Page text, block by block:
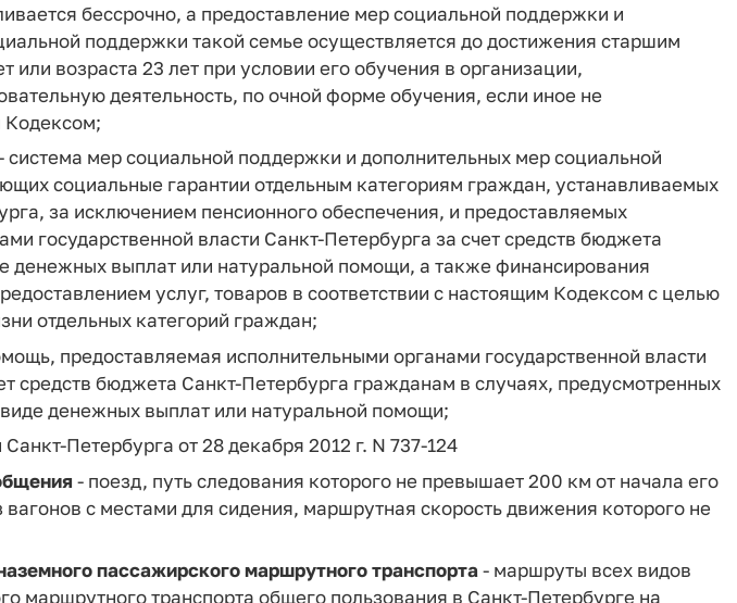
бессрочно, а предоставление мер социальной поддержки и
поддержки такой семье осуществляется до достижения старшим
или возраста 23 лет при условии его обучения в организации,
деятельность, по очной форме обучения, если иное не
Кодексом;
система мер социальной поддержки и дополнительных мер социальной
социальные гарантии отдельным категориям граждан, устанавливаемых
за исключением пенсионного обеспечения, и предоставляемых
государственной власти Санкт-Петербурга за счет средств бюджета
денежных выплат или натуральной помощи, а также финансирования
услуг, товаров в соответствии с настоящим Кодексом с целью
отдельных категорий граждан;
предоставляемая исполнительными органами государственной власти
средств бюджета Санкт-Петербурга гражданам в случаях, предусмотренных
денежных выплат или натуральной помощи;
Петербурга от 28 декабря 2012 г. N 737-124
- поезд, путь следования которого не превышает 200 км от начала его
с местами для сидения, маршрутная скорость движения которого не
пассажирского маршрутного транспорта - маршруты всех видов
маршрутного транспорта общего пользования в Санкт-Петербурге на